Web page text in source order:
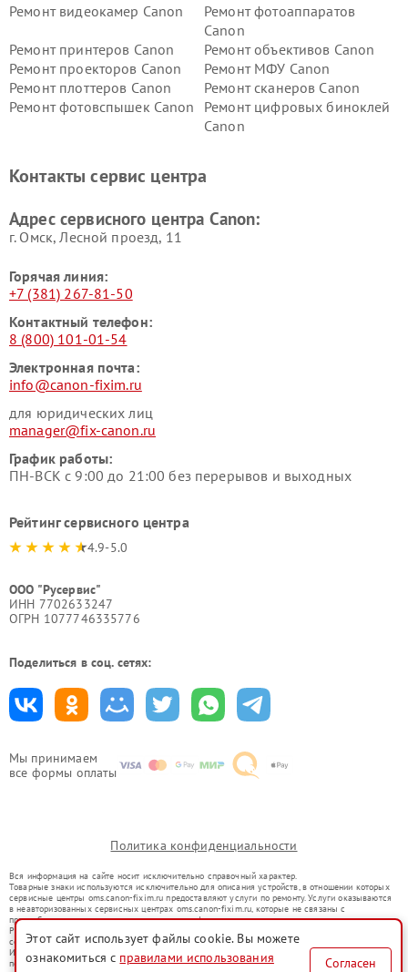
Мы принимаем
все формы оплаты
Ремонт видеокамер Canon
Ремонт фотоаппаратов
Canon
Ремонт принтеров Canon
Ремонт объективов Canon
Ремонт проекторов Canon
Ремонт МФУ Canon
Ремонт плоттеров Canon
Ремонт сканеров Canon
Ремонт фотовспышек Canon
Ремонт цифровых биноклей
Canon
Контакты сервис центра
Адрес сервисного центра Canon:
г. Омск, ​Лесной проезд, 11
Горячая линия:
+7 (381) 267-81-50
Контактный телефон:
8 (800) 101-01-54
Электронная почта:
info@canon-fixim.ru
для юридических лиц
manager@fix-canon.ru
График работы:
ПН-ВСК с 9:00 до 21:00 без перерывов и выходных
Рейтинг сервисного центра
4.9-5.0
ООО "Русервис"
ИНН 7702633247
ОГРН 1077746335776
Поделиться в соц. сетях:
Политика конфиденциальности
Вся информация на сайте носит исключительно справочный характер.
Товарные знаки используются исключительно для описания устройств, в отношении которых
сервисные центры oms.canon-fixim.ru предоставляют услуги по ремонту. Услуги оказываются
в неавторизованных сервисных центрах oms.canon-fixim.ru, которые не связаны с
правообладателями товарных знаков или их официальными представителями.
Ремонт осуществляется для устройств, уже введенных в гражданский оборот в соответствии
со статьей 1487 ГК РФ.
Использование товарных знаков не преследует цели индивидуализации услуг или введения
потребителей в заблуждение, а служит для информирования о предоставляемых услугах по
Этот сайт использует файлы cookie. Вы можете
ознакомиться с правилами использования
Согласен